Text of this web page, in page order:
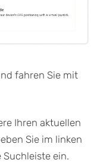
fahren Sie mit
Ihren aktuellen
Sie im linken
ein.